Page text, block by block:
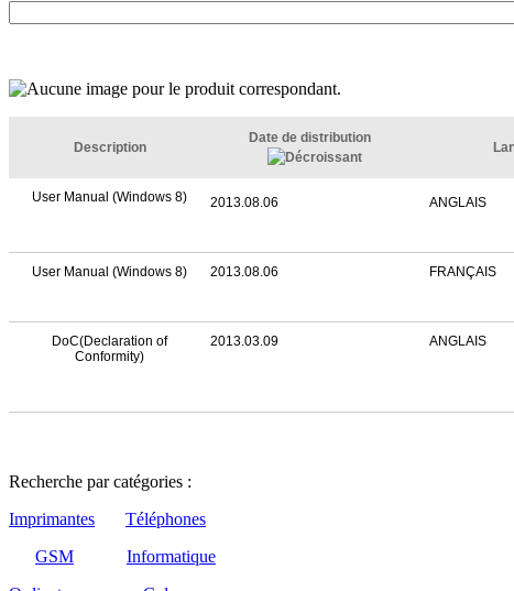
Description
Date de distribution
User Manual (Windows 8) 2013.08.06 ANGLAIS
User Manual (Windows 8) 2013.08.06 FRANÇAIS
DoC(Declaration of
Conformity)
2013.03.09 ANGLAIS
Recherche par catégories :
Imprimantes
Téléphones
GSM
Informatique